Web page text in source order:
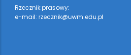
Rzecznik prasowy:
e-mail: rzecznik@uwm.edu.pl